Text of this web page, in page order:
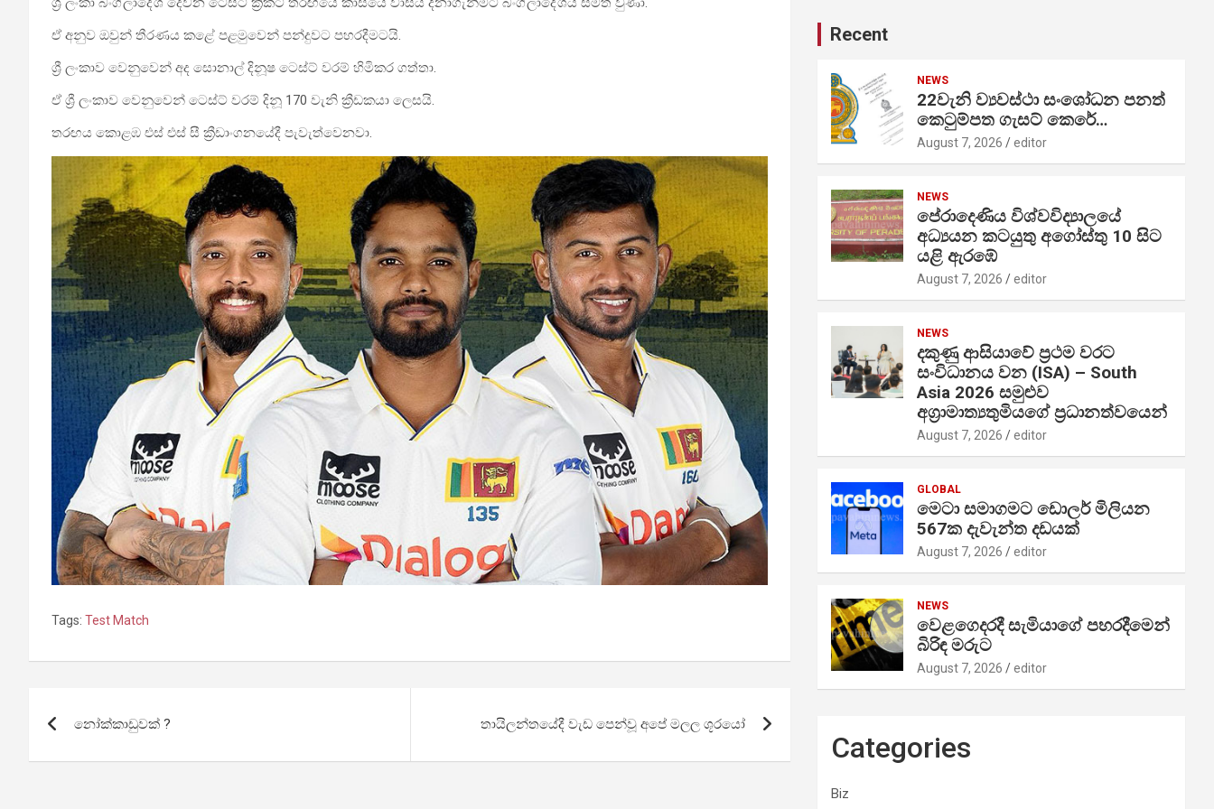
ඒ අනුව ඔවුන් තීරණය කළේ පළමුවෙන් පන්දුවට පහරදීමටයි.
ශ්‍රී ලංකාව වෙනුවෙන් අද සොනාල් දිනූෂ ටෙස්ට් වරම් හිමිකර ගත්තා.
ඒ ශ්‍රී ලංකාව වෙනුවෙන් ටෙස්ට් වරම් දිනූ 170 වැනි ක්‍රීඩකයා ලෙසයි.
තරඟය කොළඹ එස් එස් සී ක්‍රීඩාංගනයේදී පැවැත්වෙනවා.
Tags: Test Match
navigation
නෝක්කාඩුවක් ? තායිලන්තයේදී වැඩ පෙන්වූ අපේ මලල ශූරයෝ
Recent
NEWS
22වැනි ව්‍යවස්ථා සංශෝධන පනත්
කෙටුම්පත ගැසට් කෙරේ…
August 7, 2026 editor
NEWS
පේරාදෙණිය විශ්වවිද්‍යාලයේ
අධ්‍යයන කටයුතු අගෝස්තු 10 සිට
යළි ඇරඹේ
August 7, 2026 editor
NEWS
දකුණු ආසියාවේ ප්‍රථම වරට
සංවිධානය වන (ISA) – South
Asia 2026 සමුළුව
අග්‍රාමාත්‍යතුමියගේ ප්‍රධානත්වයෙන්
August 7, 2026 editor
GLOBAL
මෙටා සමාගමට ඩොලර් මිලියන
567ක දැවැන්ත දඩයක්
August 7, 2026 editor
NEWS
වෙළගෙදරදී සැමියාගේ පහරදීමෙන්
බිරිඳ මරුට
August 7, 2026 editor
Categories
Biz